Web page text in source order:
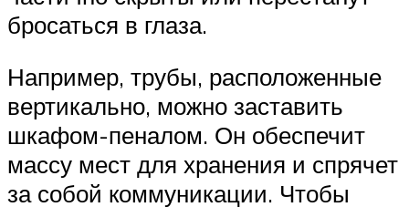
бросаться в глаза.
Например, трубы, расположенные
вертикально, можно заставить
шкафом-пеналом. Он обеспечит
массу мест для хранения и спрячет
за собой коммуникации. Чтобы